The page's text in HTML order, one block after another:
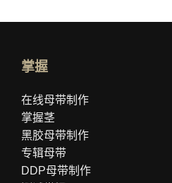
掌握
在线母带制作
掌握茎
黑胶母带制作
专辑母带
DDP母带制作